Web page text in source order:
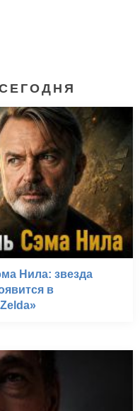
Нила: звезда
в